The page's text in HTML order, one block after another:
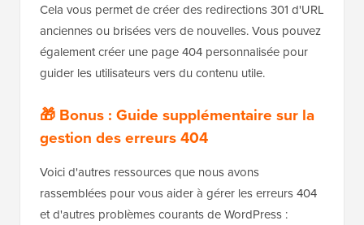
Cela vous permet de créer des redirections 301 d'URL
anciennes ou brisées vers de nouvelles. Vous pouvez
également créer une page 404 personnalisée pour
guider les utilisateurs vers du contenu utile.
🎁 Bonus : Guide supplémentaire sur la
gestion des erreurs 404
Voici d'autres ressources que nous avons
rassemblées pour vous aider à gérer les erreurs 404
et d'autres problèmes courants de WordPress :